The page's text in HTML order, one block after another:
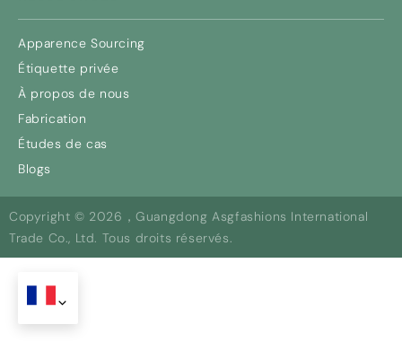
Apparence Sourcing
Étiquette privée
À propos de nous
Fabrication
Études de cas
Blogs
Copyright © 2026，Guangdong Asgfashions International
Trade Co., Ltd. Tous droits réservés.